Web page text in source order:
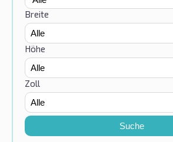
Breite
Höhe
Zoll
Suche